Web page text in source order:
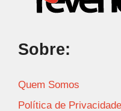
Sobre:
Quem Somos
Política de Privacidade